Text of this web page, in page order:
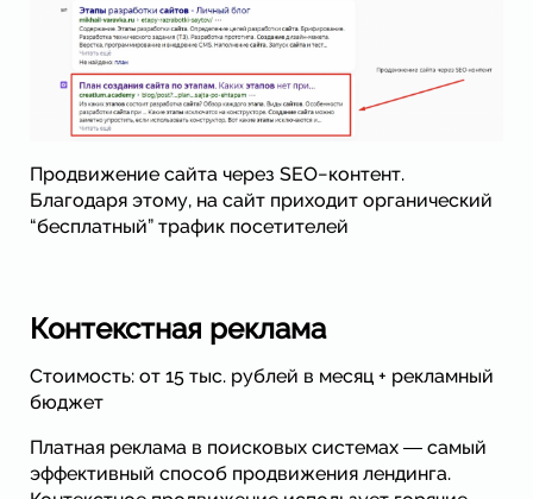
Продвижение сайта через SEO−контент.
Благодаря этому, на сайт приходит органический
“бесплатный” трафик посетителей
Контекстная реклама
Стоимость: от 15 тыс. рублей в месяц + рекламный
бюджет
Платная реклама в поисковых системах ― самый
эффективный способ продвижения лендинга.